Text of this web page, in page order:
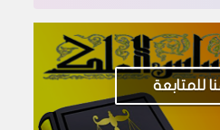
للمتابعة